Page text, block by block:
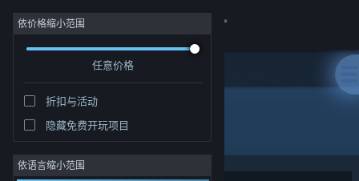
登录
社区
关于
依价格缩小范围
任意价格
折扣与活动
隐藏免费开玩项目
依语言缩小范围
开发者: Triplevision Games Limited